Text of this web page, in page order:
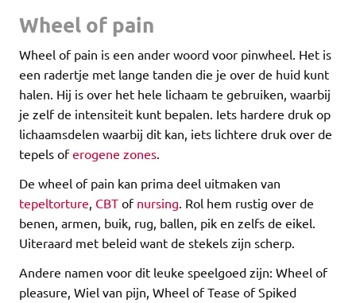
Wheel of pain
Wheel of pain is een ander woord voor pinwheel. Het is
een radertje met lange tanden die je over de huid kunt
halen. Hij is over het hele lichaam te gebruiken, waarbij
je zelf de intensiteit kunt bepalen. Iets hardere druk op
lichaamsdelen waarbij dit kan, iets lichtere druk over de
tepels oferogene zones.
De wheel of pain kan prima deel uitmaken van
tepeltorture, CBT of nursing. Rol hem rustig over de
benen, armen, buik, rug, ballen, pik en zelfs de eikel.
Uiteraard met beleid want de stekels zijn scherp.
Andere namen voor dit leuke speelgoed zijn: Wheel of
pleasure, Wiel van pijn, Wheel of Tease of Spiked